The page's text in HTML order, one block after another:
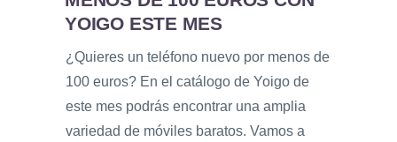
YOIGO ESTE MES
¿Quieres un teléfono nuevo por menos de
100 euros? En el catálogo de Yoigo de
este mes podrás encontrar una amplia
variedad de móviles baratos. Vamos a